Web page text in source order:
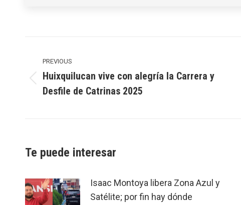
navigation
PREVIOUS
Previous
post:
Huixquilucan vive con alegría la Carrera y
Desfile de Catrinas 2025
Te puede interesar
Isaac Montoya libera Zona Azul y
Satélite; por fin hay dónde